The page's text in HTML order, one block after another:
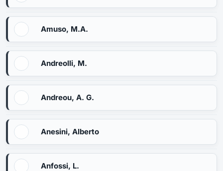
Amuso, M.A.
Andreolli, M.
Andreou, A. G.
Anesini, Alberto
Anfossi, L.